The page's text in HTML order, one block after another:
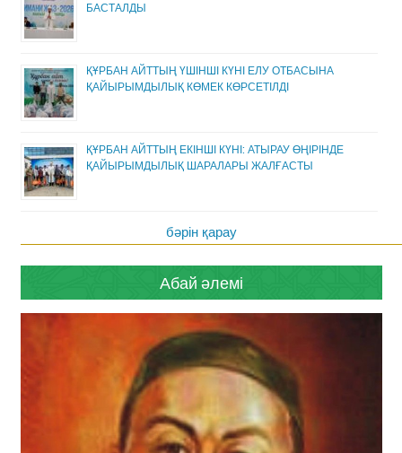
БАСТАЛДЫ
ҚҰРБАН АЙТТЫҢ ҮШІНШІ КҮНІ ЕЛУ ОТБАСЫНА
ҚАЙЫРЫМДЫЛЫҚ КӨМЕК КӨРСЕТІЛДІ
ҚҰРБАН АЙТТЫҢ ЕКІНШІ КҮНІ: АТЫРАУ ӨҢІРІНДЕ
ҚАЙЫРЫМДЫЛЫҚ ШАРАЛАРЫ ЖАЛҒАСТЫ
бәрін қарау
Абай әлемі